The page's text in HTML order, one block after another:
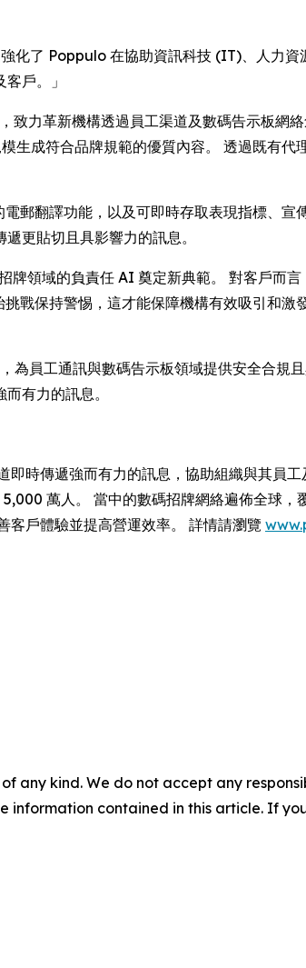
化了 Poppulo 在協助資訊科技 (IT)、人力
戶。」
力革新機構透過員工渠道及數碼告示板網
生成符合品牌規範的優質內容。 透過既有
郵翻譯功能，以及可即時存取表現指標、宣
更貼切且具影響力的訊息。
領域的負責任 AI 奠定新典範。 對客戶而
戰保持警惕，這才能保障機構有效吸引和
員工通訊與數碼告示板領域提供安全合規
有力的訊息。
時傳遞強而有力的訊息，協助組織與其員
萬人。 當中的數碼招牌網絡遍佈全球
戶體驗並提高營運效率。 詳情請瀏覽
any kind. We do not accept any
information contained in this article. If